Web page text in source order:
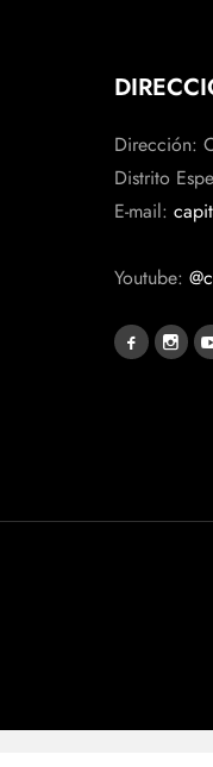
Dirección:
Distrito
E-mail:
Youtube: